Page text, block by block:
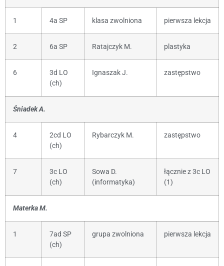
1 4a SP klasa zwolniona pierwsza lekcja
2 6a SP Ratajczyk M. plastyka
6
3d LO
(ch)
Ignaszak J. zastępstwo
Śniadek A.
4
2cd LO
(ch)
Rybarczyk M. zastępstwo
7
3c LO
(ch)
Sowa D.
(informatyka)
łącznie z 3c LO
(1)
Materka M.
1
7ad SP
(ch)
grupa zwolniona pierwsza lekcja